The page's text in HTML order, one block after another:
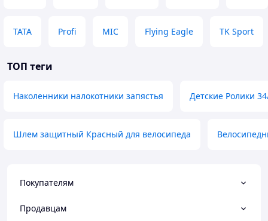
TATA Profi MIC Flying Eagle TK Sport
ТОП теги
Наколенники налокотники запястья Детские Ролики
Шлем защитный Красный для велосипеда
Покупателям
Продавцам